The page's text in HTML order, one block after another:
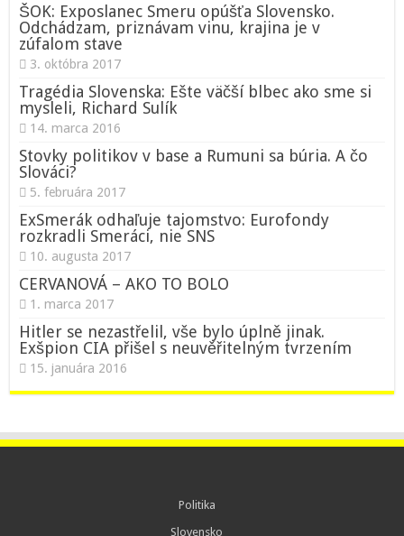
ŠOK: Exposlanec Smeru opúšťa Slovensko.
Odchádzam, priznávam vinu, krajina je v
zúfalom stave
3. októbra 2017
Tragédia Slovenska: Ešte väčší blbec ako sme si
mysleli, Richard Sulík
14. marca 2016
Stovky politikov v base a Rumuni sa búria. A čo
Slováci?
5. februára 2017
ExSmerák odhaľuje tajomstvo: Eurofondy
rozkradli Smeráci, nie SNS
10. augusta 2017
CERVANOVÁ – AKO TO BOLO
1. marca 2017
Hitler se nezastřelil, vše bylo úplně jinak.
Exšpion CIA přišel s neuvěřitelným tvrzením
15. januára 2016
Politika
Slovensko